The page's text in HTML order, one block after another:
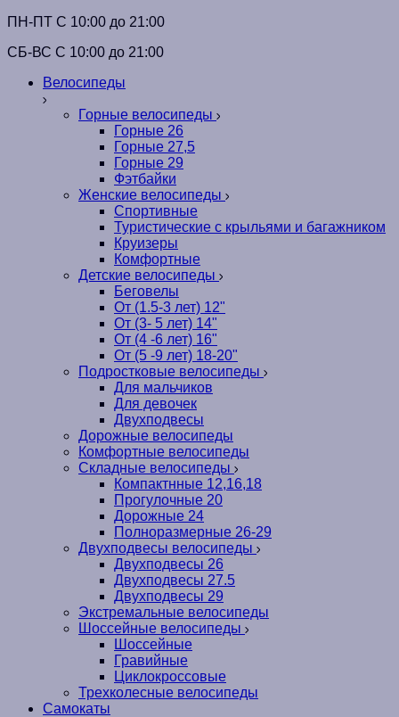
ПН-ПТ C 10:00 до 21:00
СБ-ВС С 10:00 до 21:00
Велосипеды
Горные велосипеды
Горные 26
Горные 27,5
Горные 29
Фэтбайки
Женские велосипеды
Спортивные
Туристические с крыльями и багажником
Круизеры
Комфортные
Детские велосипеды
Беговелы
От (1.5-3 лет) 12"
От (3- 5 лет) 14"
От (4 -6 лет) 16"
От (5 -9 лет) 18-20"
Подростковые велосипеды
Для мальчиков
Для девочек
Двухподвесы
Дорожные велосипеды
Комфортные велосипеды
Складные велосипеды
Компактнные 12,16,18
Прогулочные 20
Дорожные 24
Полноразмерные 26-29
Двухподвесы велосипеды
Двухподвесы 26
Двухподвесы 27.5
Двухподвесы 29
Экстремальные велосипеды
Шоссейные велосипеды
Шоссейные
Гравийные
Циклокроссовые
Трехколесные велосипеды
Самокаты